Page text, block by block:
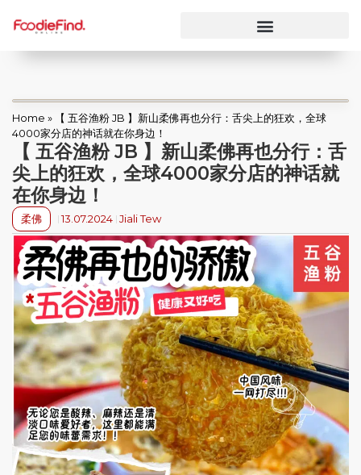
Home »
【 五谷渔粉 JB 】新山柔佛再也分行：舌尖上的狂欢，全球
4000家分店的神话就在你身边！
【 五谷渔粉 JB 】新山柔佛再也分行：舌
尖上的狂欢，全球4000家分店的神话就
在你身边！
柔佛 13.07.2024 Jiali Tew